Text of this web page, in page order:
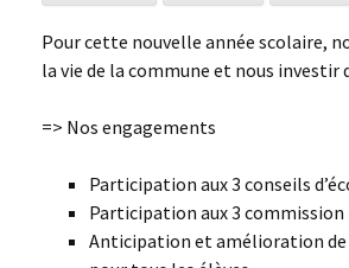
Notre démarche éco-
responsable
Pour cette nouvelle année scolaire,
la vie de la commune et nous
=> Nos engagements
Participation aux 3 conseils
Participation aux 3 commission
Anticipation et amélioration de